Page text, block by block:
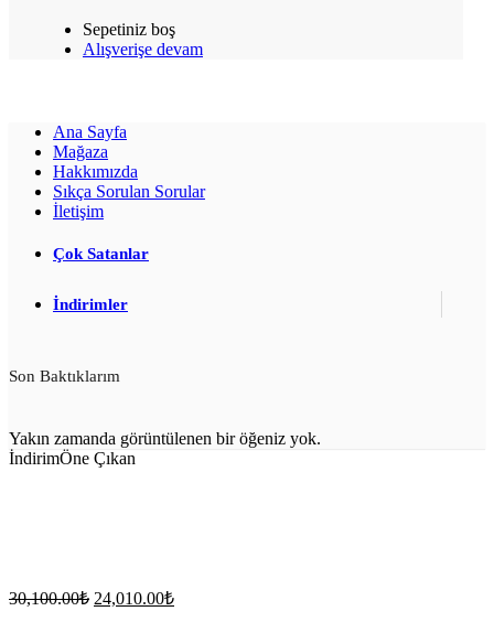
Sepetiniz boş
Alışverişe devam
Ana Sayfa
Mağaza
Hakkımızda
Sıkça Sorulan Sorular
İletişim
Çok Satanlar
İndirimler
Son Baktıklarım
Yakın zamanda görüntülenen bir öğeniz yok.
İndirimÖne Çıkan
30,100.00₺ Original
24,010.00₺Current